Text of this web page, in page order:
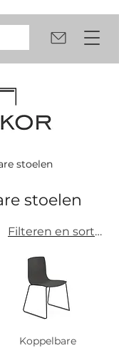
stoelen
stoelen
Filteren en sorteren
Koppelbare